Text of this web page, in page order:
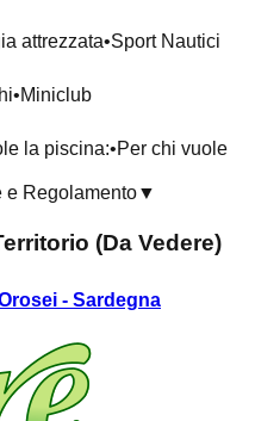
attrezzata•Sport Nautici
•Miniclub
la piscina:•Per chi vuole
e Regolamento▼
(Da Vedere)
- Sardegna